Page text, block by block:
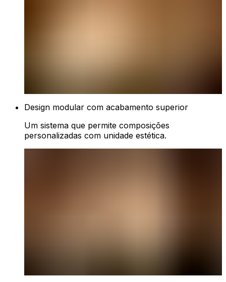
Design modular com acabamento superior
Um sistema que permite composições
personalizadas com unidade estética.